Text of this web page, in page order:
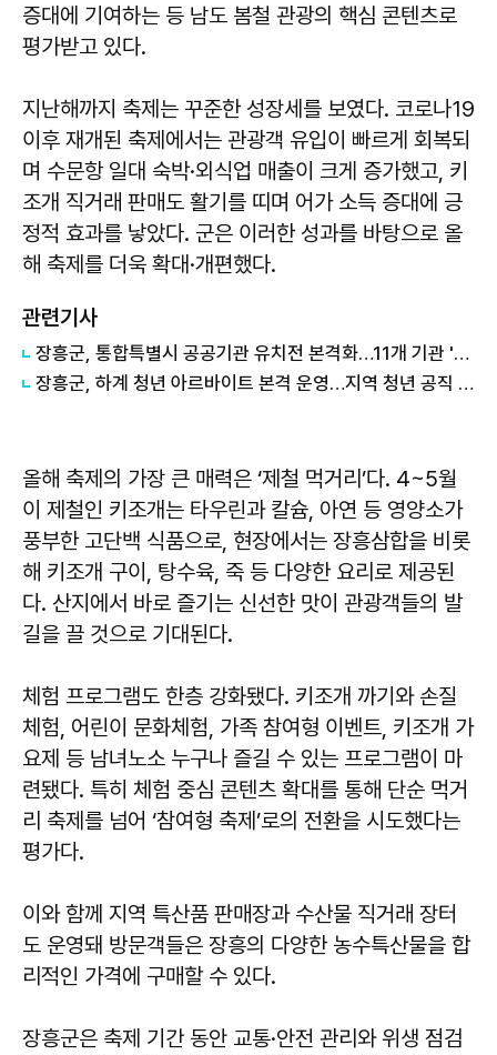
증대에 기여하는 등 남도 봄철 관광의 핵심 콘텐츠로
평가받고 있다.
지난해까지 축제는 꾸준한 성장세를 보였다. 코로나19
이후 재개된 축제에서는 관광객 유입이 빠르게 회복되
며 수문항 일대 숙박·외식업 매출이 크게 증가했고, 키
조개 직거래 판매도 활기를 띠며 어가 소득 증대에 긍
정적 효과를 낳았다. 군은 이러한 성과를 바탕으로 올
해 축제를 더욱 확대·개편했다.
관련기사
장흥군, 통합특별시 공공기관 유치전 본격화…11개 기관 '정조준'
장흥군, 하계 청년 아르바이트 본격 운영…지역 청년 공직 체험 기회 확대
올해 축제의 가장 큰 매력은 ‘제철 먹거리’다. 4~5월
이 제철인 키조개는 타우린과 칼슘, 아연 등 영양소가
풍부한 고단백 식품으로, 현장에서는 장흥삼합을 비롯
해 키조개 구이, 탕수육, 죽 등 다양한 요리로 제공된
다. 산지에서 바로 즐기는 신선한 맛이 관광객들의 발
길을 끌 것으로 기대된다.
체험 프로그램도 한층 강화됐다. 키조개 까기와 손질
체험, 어린이 문화체험, 가족 참여형 이벤트, 키조개 가
요제 등 남녀노소 누구나 즐길 수 있는 프로그램이 마
련됐다. 특히 체험 중심 콘텐츠 확대를 통해 단순 먹거
리 축제를 넘어 ‘참여형 축제’로의 전환을 시도했다는
평가다.
이와 함께 지역 특산품 판매장과 수산물 직거래 장터
도 운영돼 방문객들은 장흥의 다양한 농수특산물을 합
리적인 가격에 구매할 수 있다.
장흥군은 축제 기간 동안 교통·안전 관리와 위생 점검